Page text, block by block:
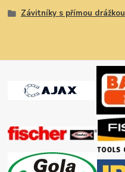
Závitníky s přímou drážkou